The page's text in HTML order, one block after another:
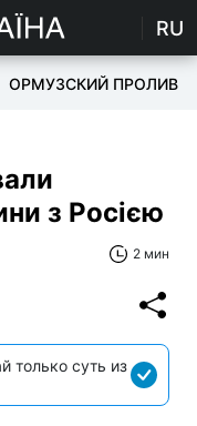
RU
ОРМУЗСКИЙ ПРОЛИВ
з Росією
2 мин
только суть из